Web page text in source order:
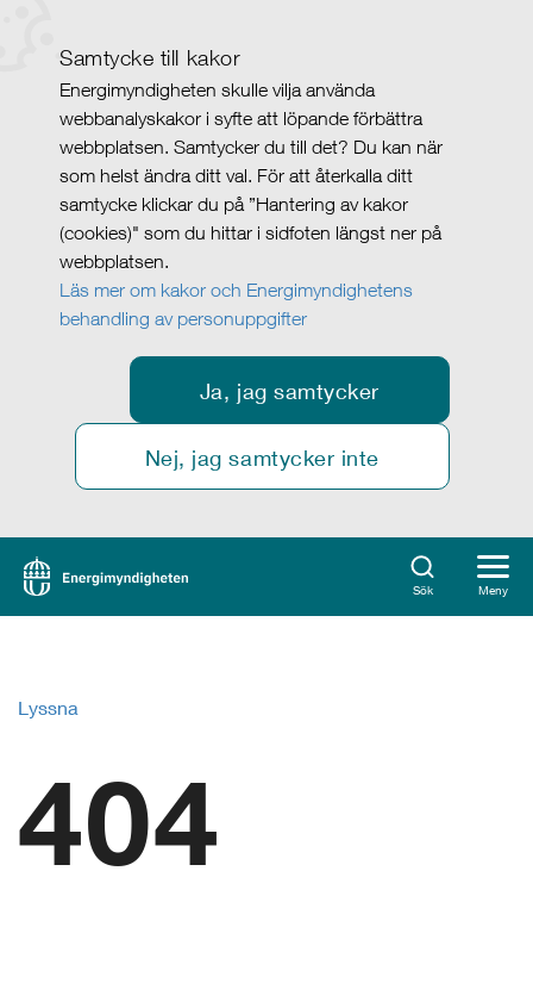
Samtycke till kakor
Energimyndigheten skulle vilja använda
webbanalyskakor i syfte att löpande förbättra
webbplatsen. Samtycker du till det? Du kan när
som helst ändra ditt val. För att återkalla ditt
samtycke klickar du på ”Hantering av kakor
(cookies)" som du hittar i sidfoten längst ner på
webbplatsen.
Läs mer om kakor och Energimyndighetens
behandling av personuppgifter
Ja, jag samtycker
Nej, jag samtycker inte
Sök Meny
Lyssna
404